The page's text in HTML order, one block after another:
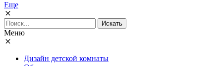
Еще
Искать
Меню
Дизайн детской комнаты